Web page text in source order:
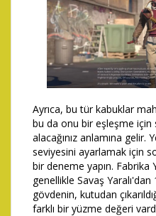
Ayrıca, bu tür kabuklar
bu da onu bir eşleşme
alacağınız anlamına gelir.
seviyesini ayarlamak için
bir deneme yapın. Fabrika
genellikle Savaş
gövdenin, kutudan
farklı bir yüzme değeri